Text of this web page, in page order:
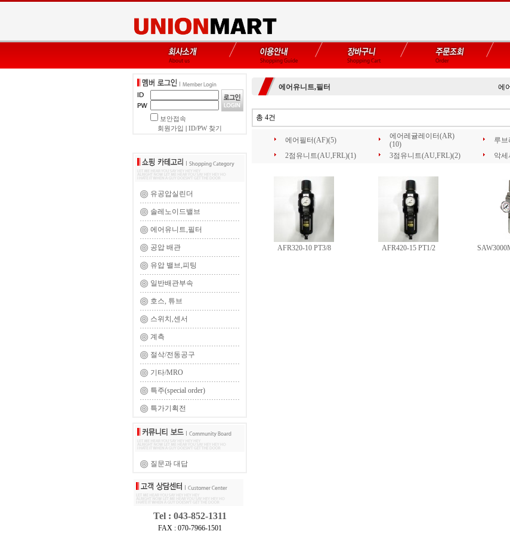
보안접속
회원가입
ID/PW 찾기
유공압실린더
솔레노이드밸브
에어유니트,필터
공압 배관
유압 밸브,피팅
일반배관부속
호스, 튜브
스위치,센서
계측
절삭/전동공구
기타/MRO
특주(special order)
특가기획전
질문과 대답
Tel : 043-852-1311
FAX : 070-7966-1501
에어유니트,필터 에
총 4건
에어필터(AF)(5)
에어레귤레이터(AR)
(10)
루
2점유니트(AU,FRL)(1)
3점유니트(AU,FRL)(2) 악세
AFR320-10 PT3/8 AFR420-15 PT1/2